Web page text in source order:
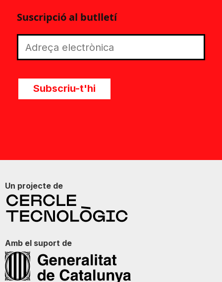
Suscripció al butlletí
Subscriu-t'hi
Un projecte de
Amb el suport de